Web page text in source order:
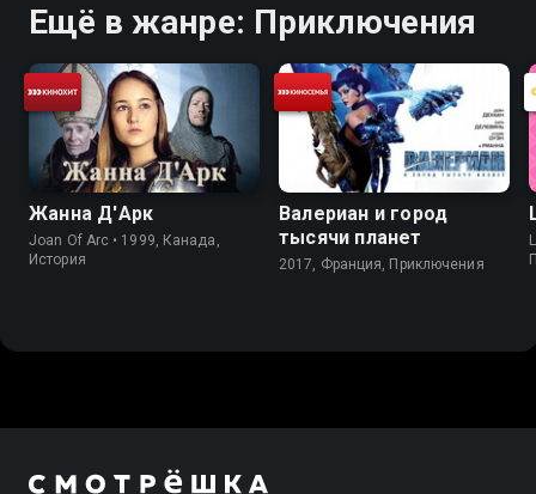
Ещё в жанре: Приключения
Жанна Д'Арк
Joan Of Arc • 1999, Канада,
История
Валериан и город
тысячи планет
2017, Франция, Приключения